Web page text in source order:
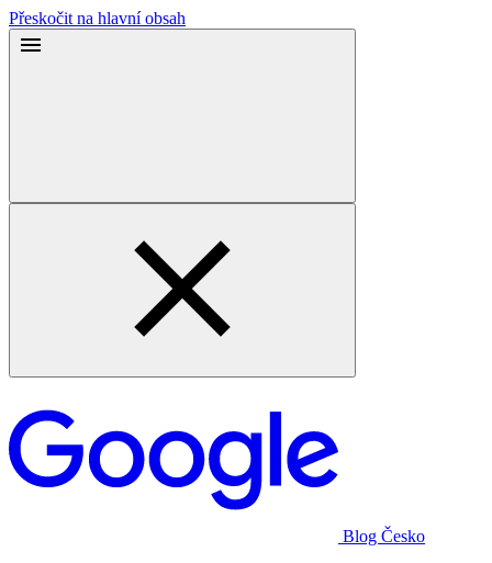
Přeskočit na hlavní obsah
Blog Česko